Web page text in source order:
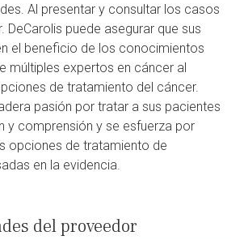
Al presentar y consultar los casos
DeCarolis puede asegurar que sus
el beneficio de los conocimientos
múltiples expertos en cáncer al
de tratamiento del cáncer.
pasión por tratar a sus pacientes
y comprensión y se esfuerza por
opciones de tratamiento de
en la evidencia.
del proveedor